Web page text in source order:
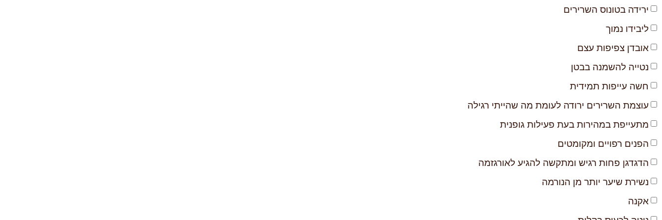
ירידה בטונוס השרירים
ליבידו נמוך
אובדן צפיפות עצם
נטייה להשמנה בבטן
חשה עייפות תמידית
עוצמת השרירים ירודה לעומת מה שהייתי רגילה
מתעייפת במהירות בעת פעילות גופנית
הפנים רפויים ומקומטים
הדגדגן פחות רגיש ומתקשה להגיע לאורגזמה
נשירת שיער יותר מן הנורמה
אקנה